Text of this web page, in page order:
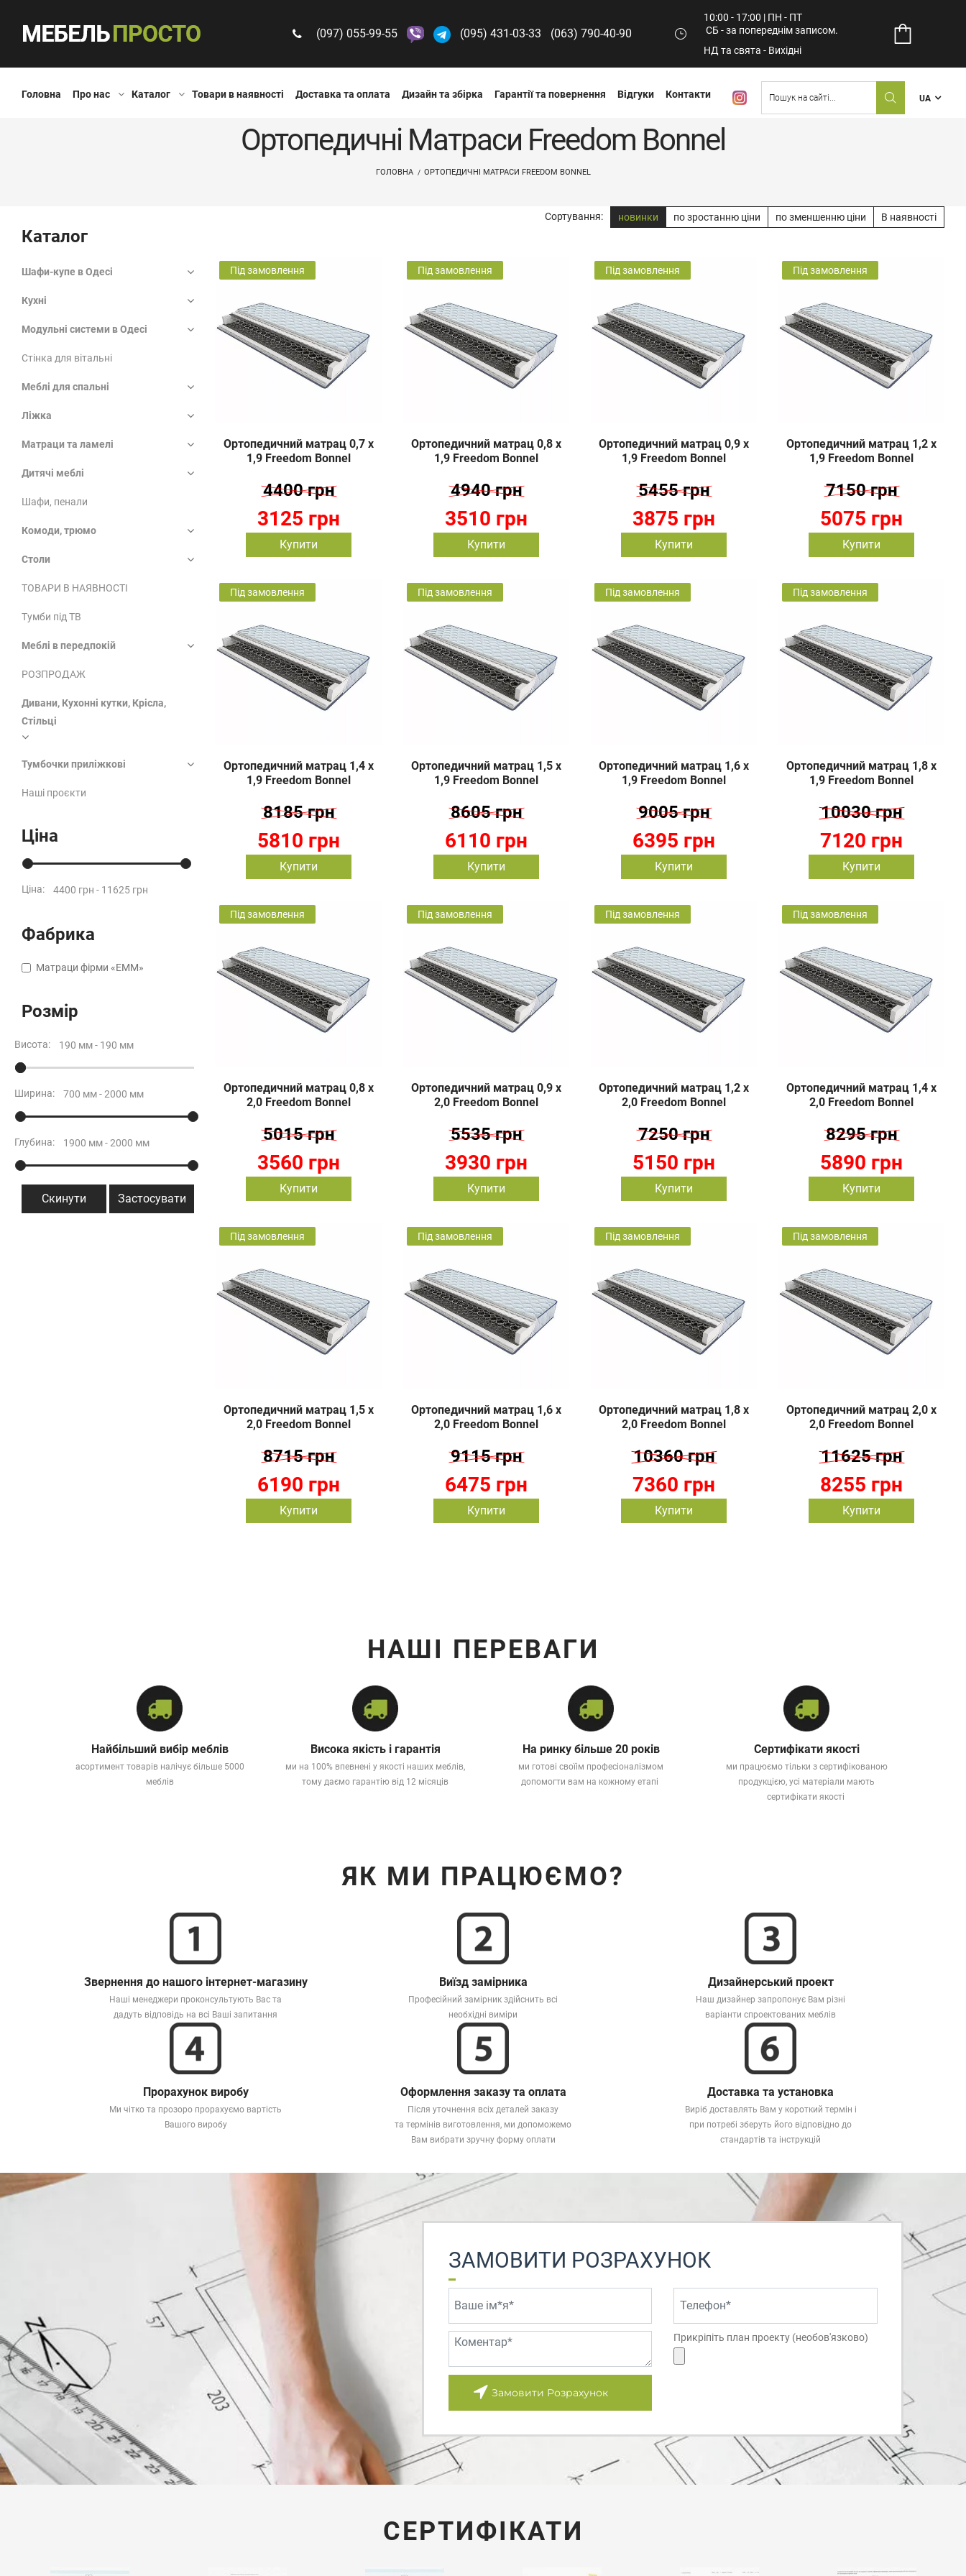
(097) 055-99-55 (095) 431-03-33 (063) 790-40-90
10:00 - 17:00 | ПН - ПТ
СБ - за попереднім записом.
НД та свята - Вихідні
Головна Про нас Каталог Товари в наявності Доставка та оплата Дизайн та збірка Гарантії та повернення Відгуки Контакти UA
Ортопедичні Матраси Freedom Bonnel
ГОЛОВНА ОРТОПЕДИЧНІ МАТРАСИ FREEDOM BONNEL
Сортування: новинки по зростанню ціни по зменшенню ціни В наявності
Під замовлення
Ортопедичний матрац 0,7 х
1,9 Freedom Bonnel
3125 грн
4400 грн
Купити
Під замовлення
Ортопедичний матрац 0,8 х
1,9 Freedom Bonnel
3510 грн
4940 грн
Купити
Під замовлення
Ортопедичний матрац 0,9 х
1,9 Freedom Bonnel
3875 грн
5455 грн
Купити
Під замовлення
Ортопедичний матрац 1,2 х
1,9 Freedom Bonnel
5075 грн
7150 грн
Купити
Під замовлення
Ортопедичний матрац 1,4 х
1,9 Freedom Bonnel
5810 грн
8185 грн
Купити
Під замовлення
Ортопедичний матрац 1,5 х
1,9 Freedom Bonnel
6110 грн
8605 грн
Купити
Під замовлення
Ортопедичний матрац 1,6 х
1,9 Freedom Bonnel
6395 грн
9005 грн
Купити
Під замовлення
Ортопедичний матрац 1,8 х
1,9 Freedom Bonnel
7120 грн
10030 грн
Купити
Під замовлення
Ортопедичний матрац 0,8 х
2,0 Freedom Bonnel
3560 грн
5015 грн
Купити
Під замовлення
Ортопедичний матрац 0,9 х
2,0 Freedom Bonnel
3930 грн
5535 грн
Купити
Під замовлення
Ортопедичний матрац 1,2 х
2,0 Freedom Bonnel
5150 грн
7250 грн
Купити
Під замовлення
Ортопедичний матрац 1,4 х
2,0 Freedom Bonnel
5890 грн
8295 грн
Купити
Під замовлення
Ортопедичний матрац 1,5 х
2,0 Freedom Bonnel
6190 грн
8715 грн
Купити
Під замовлення
Ортопедичний матрац 1,6 х
2,0 Freedom Bonnel
6475 грн
9115 грн
Купити
Під замовлення
Ортопедичний матрац 1,8 х
2,0 Freedom Bonnel
7360 грн
10360 грн
Купити
Під замовлення
Ортопедичний матрац 2,0 х
2,0 Freedom Bonnel
8255 грн
11625 грн
Купити
Каталог
Шафи-купе в Одесі
Кухні
Модульні системи в Одесі
Стінка для вітальні
Меблі для спальні
Ліжка
Матраци та ламелі
Дитячі меблі
Шафи, пенали
Комоди, трюмо
Столи
ТОВАРИ В НАЯВНОСТІ
Тумби під ТВ
Меблі в передпокій
РОЗПРОДАЖ
Дивани, Кухонні кутки, Крісла,
Стільці
Тумбочки приліжкові
Наші проєкти
Ціна
Ціна:
Фабрика
Матраци фірми «ЕММ»
Розмір
Висота:
Ширина:
Глубина:
Скинути Застосувати
НАШІ ПЕРЕВАГИ
Найбільший вибір меблів
асортимент товарів налічує більше 5000
меблів
Висока якість і гарантія
ми на 100% впевнені у якості наших меблів,
тому даємо гарантію від 12 місяців
На ринку більше 20 років
ми готові своїім професіоналізмом
допомогти вам на кожному етапі
Сертифікати якості
ми працюємо тільки з сертифікованою
продукцією, усі матеріали мають
сертифікати якості
ЯК МИ ПРАЦЮЄМО?
Звернення до нашого інтернет-магазину
Наші менеджери проконсультують Вас та
дадуть відповідь на всі Ваші запитання
Виїзд замірника
Професійний замірник здійснить всі
необхідні виміри
Дизайнерський проект
Наш дизайнер запропонує Вам різні
варіанти спроектованих меблів
Прорахунок виробу
Ми чітко та прозоро прорахуємо вартість
Вашого виробу
Оформлення заказу та оплата
Після уточнення всіх деталей заказу
та термінів виготовлення, ми допоможемо
Вам вибрати зручну форму оплати
Доставка та установка
Виріб доставлять Вам у короткий термін і
при потребі зберуть його відповідно до
стандартів та інструкцій
ЗАМОВИТИ РОЗРАХУНОК
Прикріпіть план проекту (необов'язково)
Замовити Розрахунок
СЕРТИФІКАТИ